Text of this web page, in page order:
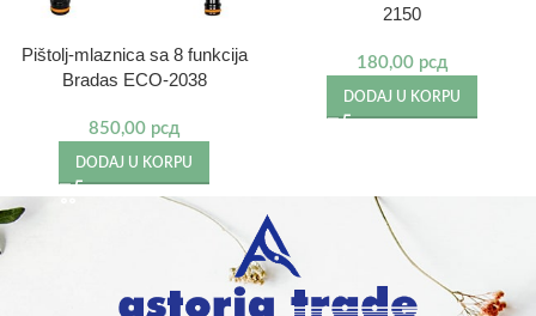
Pištolj-mlaznica sa 8 funkcija
Bradas ECO-2038
850,00 рсд
DODAJ U KORPU
2150
180,00 рсд
DODAJ U KORPU